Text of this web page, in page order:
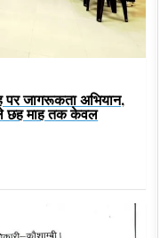
पर जागरूकता अभियान,
छह माह तक केवल